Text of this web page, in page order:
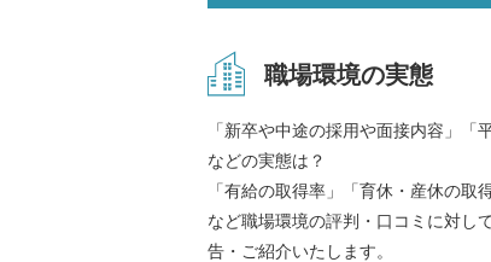
職場環境の実態
「新卒や中途の採用や面接内容」「
などの実態は？
「有給の取得率」「育休・産休の
など職場環境の評判・口コミに対し
告・ご紹介いたします。